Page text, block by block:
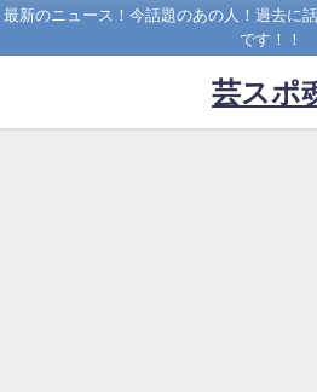
最新のニュース！今話題のあの人！過去に
です！！
芸スポ